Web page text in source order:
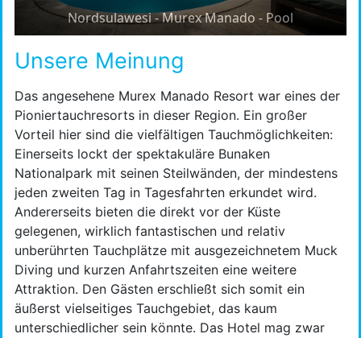
Nordsulawesi - Murex Manado - Pool
Unsere Meinung
Das angesehene Murex Manado Resort war eines der
Pioniertauchresorts in dieser Region. Ein großer
Vorteil hier sind die vielfältigen Tauchmöglichkeiten:
Einerseits lockt der spektakuläre Bunaken
Nationalpark mit seinen Steilwänden, der mindestens
jeden zweiten Tag in Tagesfahrten erkundet wird.
Andererseits bieten die direkt vor der Küste
gelegenen, wirklich fantastischen und relativ
unberührten Tauchplätze mit ausgezeichnetem Muck
Diving und kurzen Anfahrtszeiten eine weitere
Attraktion. Den Gästen erschließt sich somit ein
äußerst vielseitiges Tauchgebiet, das kaum
unterschiedlicher sein könnte. Das Hotel mag zwar